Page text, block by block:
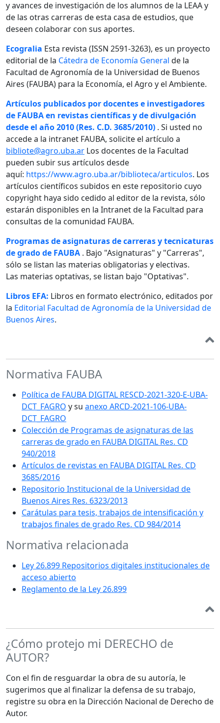
y avances de investigación de los alumnos de la LEAA y
de las otras carreras de esta casa de estudios, que
deseen colaborar con sus aportes.
Ecogralia Esta revista (ISSN 2591-3263), es un proyecto
editorial de la Cátedra de Economía General de la
Facultad de Agronomía de la Universidad de Buenos
Aires (FAUBA) para la Economía, el Agro y el Ambiente.
Artículos publicados por docentes e investigadores
de FAUBA en revistas científicas y de divulgación
desde el año 2010 (Res. C.D. 3685/2010) . Si usted no
accede a la intranet FAUBA, solicite el artículo a
bibliote@agro.uba.ar Los docentes de la Facultad
pueden subir sus artículos desde
aquí: https://www.agro.uba.ar/biblioteca/articulos. Los
artículos científicos subidos en este repositorio cuyo
copyright haya sido cedido al editor de la revista, sólo
estarán disponibles en la Intranet de la Facultad para
consultas de la comunidad FAUBA.
Programas de asignaturas de carreras y tecnicaturas
de grado de FAUBA . Bajo "Asignaturas" y "Carreras",
sólo se listan las materias obligatorias y electivas.
Las materias optativas, se listan bajo "Optativas".
Libros EFA: Libros en formato electrónico, editados por
la Editorial Facultad de Agronomía de la Universidad de
Buenos Aires.
Normativa FAUBA
Política de FAUBA DIGITAL RESCD-2021-320-E-UBA-
DCT_FAGRO y su anexo ARCD-2021-106-UBA-
DCT_FAGRO
Colección de Programas de asignaturas de las
carreras de grado en FAUBA DIGITAL Res. CD
940/2018
Artículos de revistas en FAUBA DIGITAL Res. CD
3685/2016
Repositorio Institucional de la Universidad de
Buenos Aires Res. 6323/2013
Carátulas para tesis, trabajos de intensificación y
trabajos finales de grado Res. CD 984/2014
Normativa relacionada
Ley 26.899 Repositorios digitales institucionales de
acceso abierto
Reglamento de la Ley 26.899
¿Cómo protejo mi DERECHO de
AUTOR?
Con el fin de resguardar la obra de su autoría, le
sugerimos que al finalizar la defensa de su trabajo,
registre su obra en la Dirección Nacional de Derecho de
Autor.